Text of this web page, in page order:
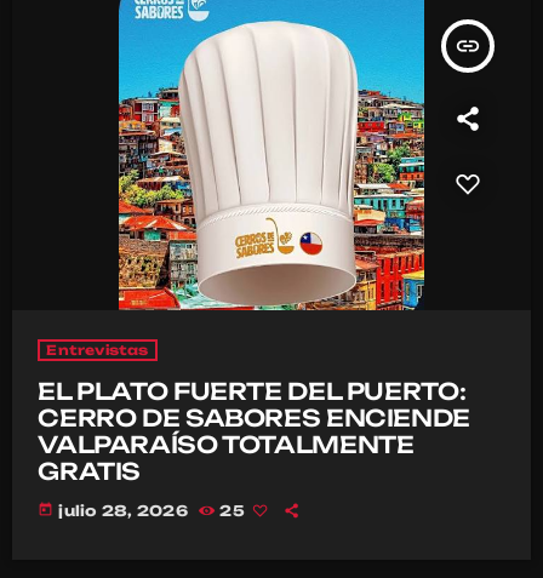
insert_link
Entrevistas
EL PLATO FUERTE DEL PUERTO:
CERRO DE SABORES ENCIENDE
VALPARAÍSO TOTALMENTE
GRATIS
today julio 28, 2026 25